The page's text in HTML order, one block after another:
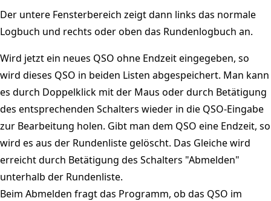
Der untere Fensterbereich zeigt dann links das normale
Logbuch und rechts oder oben das Rundenlogbuch an.
Wird jetzt ein neues QSO ohne Endzeit eingegeben, so
wird dieses QSO in beiden Listen abgespeichert. Man kann
es durch Doppelklick mit der Maus oder durch Betätigung
des entsprechenden Schalters wieder in die QSO-Eingabe
zur Bearbeitung holen. Gibt man dem QSO eine Endzeit, so
wird es aus der Rundenliste gelöscht. Das Gleiche wird
erreicht durch Betätigung des Schalters "Abmelden"
unterhalb der Rundenliste.
Beim Abmelden fragt das Programm, ob das QSO im